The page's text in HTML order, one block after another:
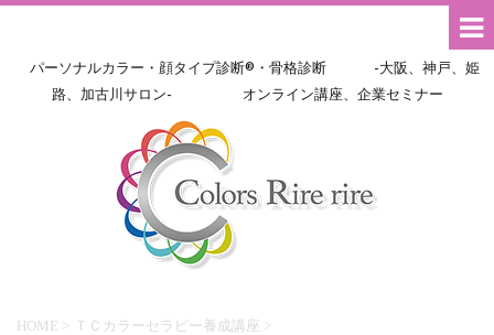
パーソナルカラー・顔タイプ診断®・骨格診断 -大阪、神戸、姫
路、加古川サロン- オンライン講座、企業セミナー
HOME > ＴＣカラーセラピー養成講座 >